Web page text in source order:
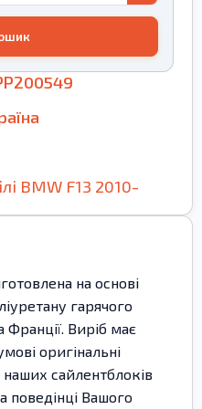
BMW F13 2010-
на основі
гарячого
Франції. Виріб має
оригінальні
сайлентблоків
поведінці Вашого